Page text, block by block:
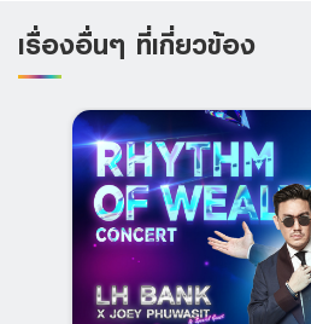
เรื่องอื่นๆ ที่เกี่ยวข้อง